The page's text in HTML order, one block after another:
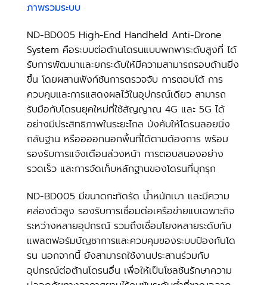
ภาพรวมระบบ
ND-BD005 High-End Handheld Anti-Drone
System คือระบบต่อต้านโดรนแบบพกพาระดับสูงที่ ได้
รับการพัฒนาและยกระดับให้มีความสามารถรอบด้านยิ่ง
ขึ้น โดยผสานฟังก์ชันการตรวจจับ การตอบโต้ การ
ควบคุมและการแสดงผลไว้ในอุปกรณ์เดียว สามารถ
รับมือกับโดรนยุคใหม่ที่ใช้สัญญาณ 4G และ 5G ได้
อย่างมีประสิทธิภาพในระยะไกล บังคับให้โดรนลอยนิ่ง
กลับฐาน หรืออออกนอกพื้นที่ได้ตามต้องการ พร้อม
รองรับการแจ้งเตือนล่วงหน้า การตอบสนองอย่าง
รวดเร็ว และการจัดเก็บหลักฐานของโดรนที่บุกรุก
ND-BD005 มีขนาดกะทัดรัด น้ำหนักเบา และมีความ
คล่องตัวสูง รองรับการเชื่อมต่อเครือข่ายแบเฉพาะกิจ
ระหว่างหลายอุปกรณ์ รวมถึงเชื่อมโยงหลายระดับกับ
แพลตฟอร์มบัญชาการและควบคุมของระบบป้องกันโด
รน นอกจากนี้ ยังสามารถใช้งานประสานร่วมกับ
อุปกรณ์ต่อต้านโดรนอื่น เพื่อให้เป็นโซลชันรักษาความ